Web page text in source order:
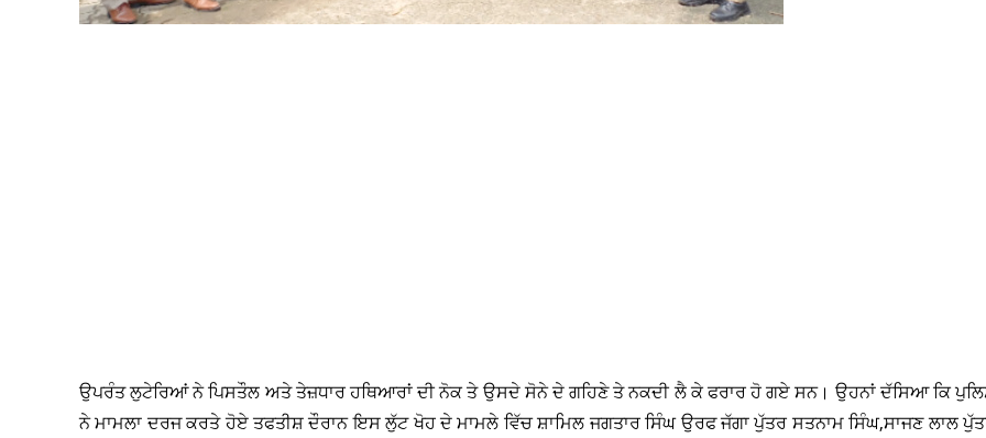
ਉਪਰੰਤ ਲੁਟੇਰਿਆਂ ਨੇ ਪਿਸਤੌਲ ਅਤੇ ਤੇਜ਼ਧਾਰ ਹਥਿਆਰਾਂ ਦੀ ਨੋਕ ਤੇ ਉਸਦੇ ਸੋਨੇ ਦੇ ਗਹਿਣੇ ਤੇ ਨਕਦੀ ਲੈ ਕੇ ਫਰਾਰ ਹੋ ਗਏ ਸਨ। ਉਹਨਾਂ ਦੱਸਿਆ ਕਿ
ਨੇ ਮਾਮਲਾ ਦਰਜ ਕਰਤੇ ਹੋਏ ਤਫਤੀਸ਼ ਦੌਰਾਨ ਇਸ ਲੁੱਟ ਖੋਹ ਦੇ ਮਾਮਲੇ ਵਿੱਚ ਸ਼ਾਮਿਲ ਜਗਤਾਰ ਸਿੰਘ ਉਰਫ ਜੱਗਾ ਪੁੱਤਰ ਸਤਨਾਮ ਸਿੰਘ,ਸਾਜਣ ਲਾਲ